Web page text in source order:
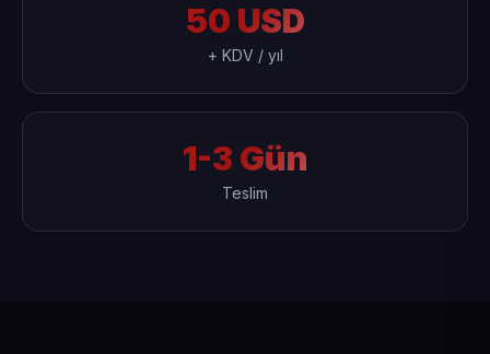
50 USD
+ KDV / yıl
1-3 Gün
Teslim